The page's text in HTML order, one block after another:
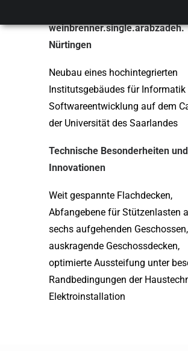
weinbrenner.single.arabzadeh.
Nürtingen
Neubau eines hochintegrierten
Institutsgebäudes für Informatik
Softwareentwicklung auf dem
der Universität des Saarlandes
Technische Besonderheiten und
Innovationen
Weit gespannte Flachdecken,
Abfangebene für Stützenlasten
sechs aufgehenden
auskragende Geschossdecken,
optimierte Aussteifung unter
Randbedingungen der
Elektroinstallation